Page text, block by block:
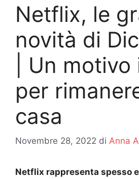
Netflix, le
novità di
| Un
per
casa
Novembre 28, 2022 di Anna
Netflix rappresenta spesso